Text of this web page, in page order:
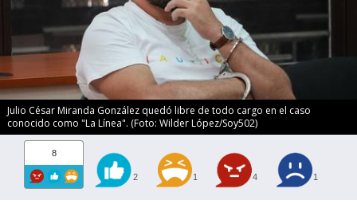
Julio César Miranda González quedó libre de todo cargo en el caso
conocido como "La Línea". (Foto: Wilder López/Soy502)
8
2 1 4 1